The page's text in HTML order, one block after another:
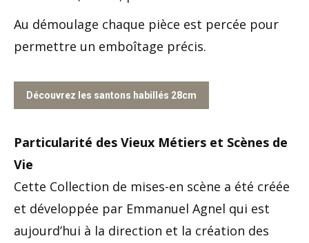
Au démoulage chaque pièce est percée pour
permettre un emboîtage précis.
Découvrez les santons habillés 28cm
Particularité des Vieux Métiers et Scènes de
Vie
Cette Collection de mises-en scène a été créée
et développée par Emmanuel Agnel qui est
aujourd’hui à la direction et la création des